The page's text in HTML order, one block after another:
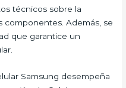
técnicos sobre la
componentes. Además, se
que garantice un
Samsung desempeña